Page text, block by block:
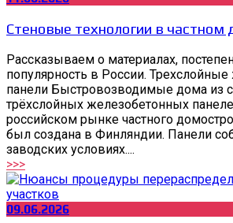
Стеновые технологии в частном
Рассказываем о материалах,
популярность в России.
панели Быстровозводимые дома из
трёхслойных железобетонных
российском рынке частного
был создана в Финляндии. Панели
заводских условиях....
>>>
09.06.2026